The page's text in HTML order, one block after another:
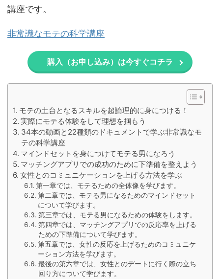
講座です。
非常識なモテの科学講座
購入（お申し込み）は今すぐコチラ
モテの土台となるスキルを超論理的に身につける！
実際にモテる体験をして理想を掴もう
34本の動画と22種類のドキュメントで学ぶ非常識なモ
テの科学講座
マインドセットを身につけてモテる男になろう
マッチングアプリでの成功のために下準備を整えよう
女性とのコミュニケーションを上げる方法を学ぶ
第一章では、モテるための全体像を学びます。
第二章では、モテる男になるためのマインドセット
について学びます。
第三章では、モテる男になるための体験をします。
第四章では、マッチングアプリでの反応率を上げる
ための下準備について学びます。
第五章では、女性の反応を上げるためのコミュニケ
ーション方法を学びます。
最後の第六章では、女性とのデートに行く際の立ち
回り方について学びます。